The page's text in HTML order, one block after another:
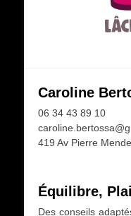
Caroline
06 34 43 89 10
419 Av Pierre
Équilibre,
Des conseils